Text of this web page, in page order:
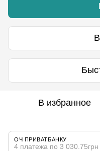
В избранное
ОЧ ПРИВАТБАНКУ
4 платежа по 3 030.75грн